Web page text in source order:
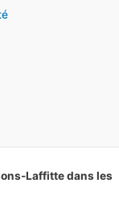
Laffitte dans les